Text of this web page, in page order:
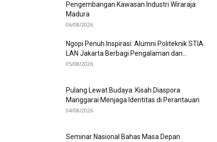
Pengembangan Kawasan Industri Wiraraja
Madura
06/08/2026
Ngopi Penuh Inspirasi: Alumni Politeknik STIA
LAN Jakarta Berbagi Pengalaman dan...
05/08/2026
Pulang Lewat Budaya: Kisah Diaspora
Manggarai Menjaga Identitas di Perantauan
04/08/2026
Seminar Nasional Bahas Masa Depan